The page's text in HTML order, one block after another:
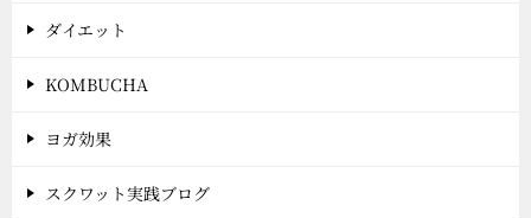
ダイエット
KOMBUCHA
ヨガ効果
スクワット実践ブログ